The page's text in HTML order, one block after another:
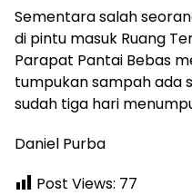
Sementara salah
di pintu masuk Ruang
Parapat Pantai Bebas
tumpukan sampah ada
sudah tiga hari
Daniel Purba
Post Views: 77